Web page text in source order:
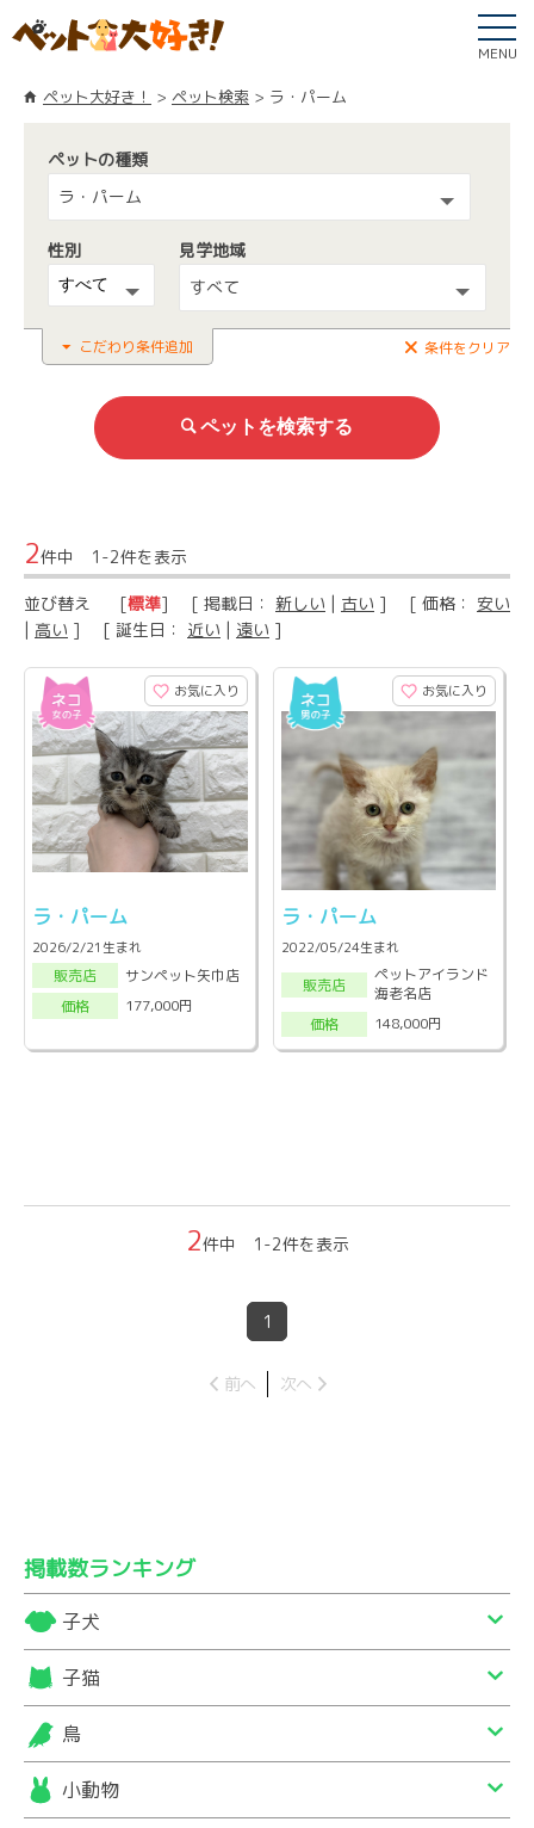
MENU
ペット大好き！ ペット検索 ラ・パーム
ペットの種類
ラ・パーム
性別
見学地域
すべて
こだわり条件追加 条件をクリア
2件中 1-2件を表示
並び替え [標準] [ 掲載日： 新しい | 古い ] [ 価格： 安い
| 高い ] [ 誕生日： 近い | 遠い ]
お気に入り
ラ・パーム
2026/2/21生まれ
販売店
サンペット矢巾店
価格
177,000円
お気に入り
ラ・パーム
2022/05/24生まれ
販売店
ペットアイランド
海老名店
価格
148,000円
2件中 1-2件を表示
1
前へ 次へ
掲載数ランキング
子犬
子猫
鳥
小動物